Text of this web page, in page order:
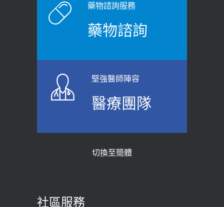
原則避免血糖血壓飆高
2026-06-08
上班常待在冷氣房？小心泌尿道感染
醫示警：1病症嚴重恐喪命
2026-05-21
老後睡不好、夜間易跌倒
2021-03-05
骨科魏志定主任接受專訪 【年代電視
質密度檢查！醫：注意5重點可逆轉
膝蓋退化有9大部位 骨科醫坦言：不
藥物諮詢服務
藥物諮詢
堅強醫師陣容
醫療團隊
切換至簡體
社區服務